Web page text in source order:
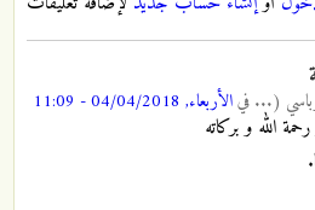
(... فيالأربعاء, 04/04/2018 - 11:09
الله و بركاته